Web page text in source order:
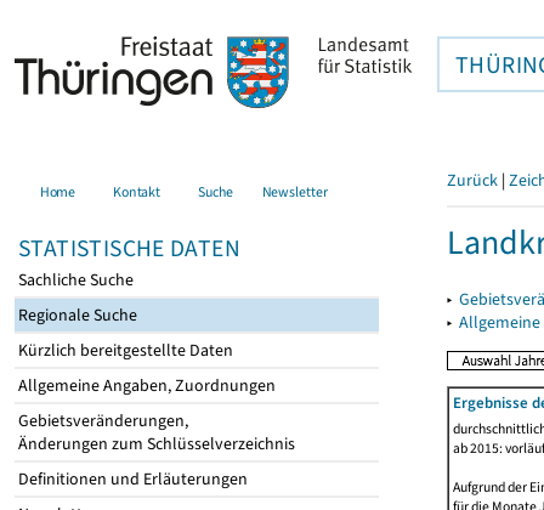
Home Kontakt Suche Newsletter
STATISTISCHE DATEN
Sachliche Suche
Regionale Suche
Kürzlich bereitgestellte Daten
Allgemeine Angaben, Zuordnungen
Gebietsveränderungen,
Änderungen zum Schlüsselverzeichnis
Definitionen und Erläuterungen
Zurück |
▸
▸
Ergebnisse
ab 2015:
Aufgrund der